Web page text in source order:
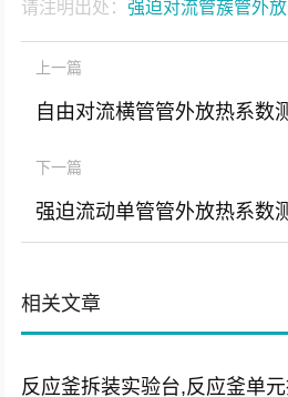
请注明出处：强迫对流管蔟管外
上一篇
自由对流横管管外放热系数
下一篇
强迫流动单管管外放热系数
相关文章
反应釜拆装实验台,反应釜单